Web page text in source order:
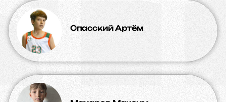
Спасский Артём